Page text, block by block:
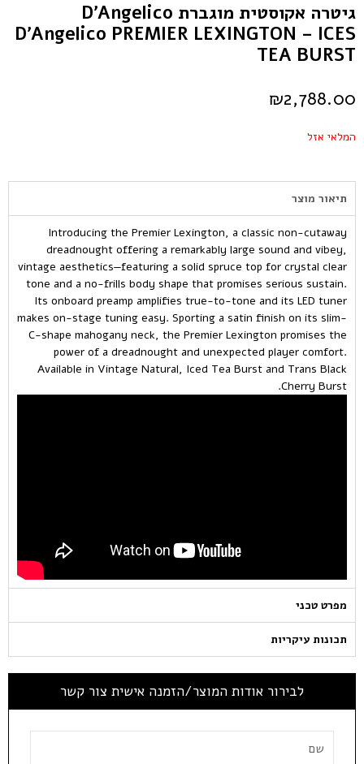
גיטרה אקוסטית מוגברת D’Angelico
D’Angelico PREMIER LEXINGTON – ICES
TEA BURST
₪2,788.00
המלאי אזל
תיאור מוצר
Introducing the Premier Lexington, a classic non-cutaway
dreadnought offering a remarkably large sound and vibey,
vintage aesthetics—featuring a solid spruce top for crystal clear
tone and a no-frills body shape that promises serious sustain.
Its onboard preamp amplifies true-to-tone and its LED tuner
makes on-stage tuning easy. Sporting a satin finish on its slim-
C-shape mahogany neck, the Premier Lexington promises the
power of a dreadnought and unexpected player comfort.
Available in Vintage Natural, Iced Tea Burst and Trans Black
Cherry Burst.
מפרט טכני
תכונות עיקריות
לבירור אודות המוצר/הזמנה אישית צור קשר